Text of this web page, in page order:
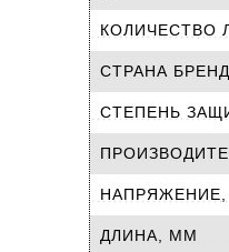
КОЛИЧЕСТВО
СТРАНА
СТЕПЕНЬ
НАПРЯЖЕНИЕ,
ДЛИНА, ММ